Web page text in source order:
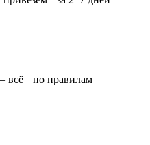
всё по правилам